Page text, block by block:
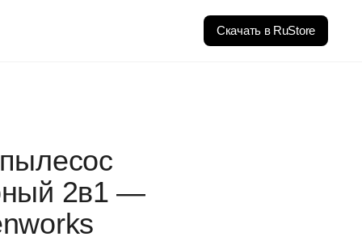
Скачать в RuStore
2в1 —